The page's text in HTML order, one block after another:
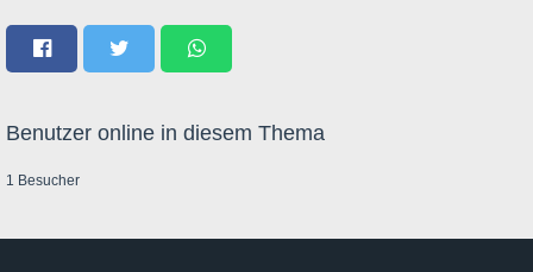
Benutzer online in diesem Thema
1 Besucher